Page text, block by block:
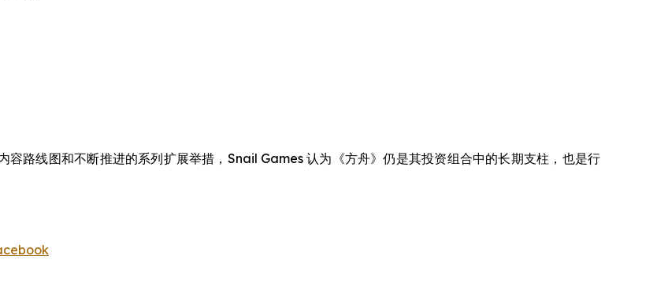
容路线图和不断推进的系列扩展举措，Snail Games 认为《方舟》仍是其投资组合中的长期支柱，也是行